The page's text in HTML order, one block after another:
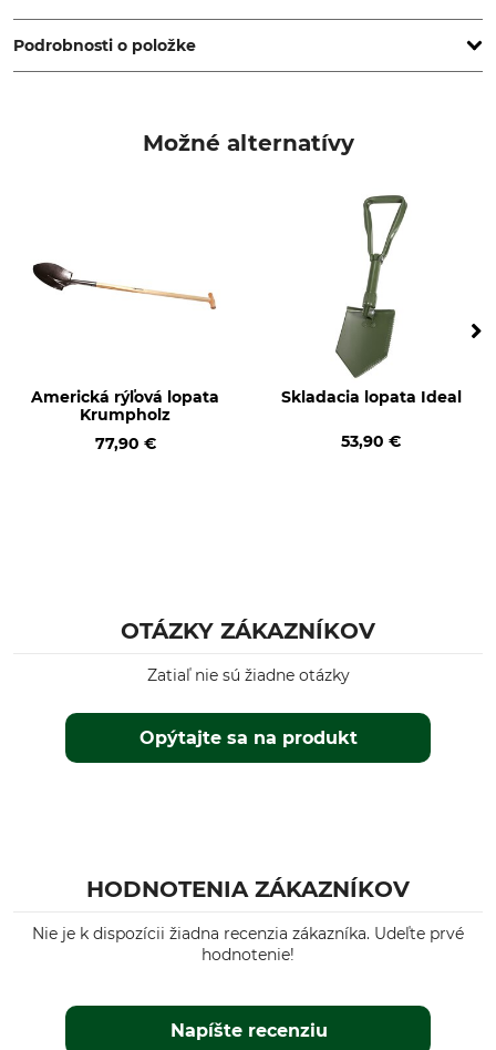
58553 Halver, Germany, www.flora.biz
Podrobnosti o položke
Možné alternatívy
Americká rýľová lopata
Krumpholz
77,90 €
Skladacia lopata Ideal
53,90 €
OTÁZKY ZÁKAZNÍKOV
Opýtajte sa na produkt
Zatiaľ nie sú žiadne otázky
HODNOTENIA ZÁKAZNÍKOV
Nie je k dispozícii žiadna recenzia zákazníka. Udeľte prvé
hodnotenie!
Napíšte recenziu